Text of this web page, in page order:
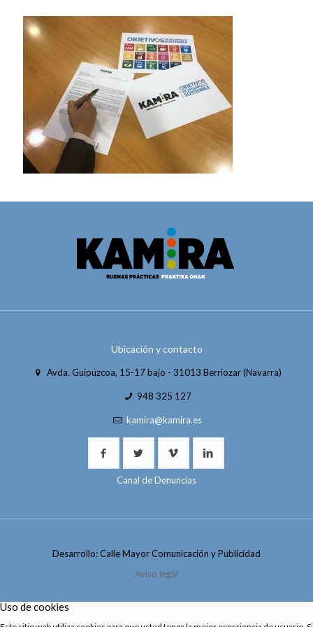
Ubicación y contacto
Avda. Guipúzcoa, 15-17 bajo - 31013 Berriozar (Navarra)
948 325 127
kamira@kamira.es
Canal de Denuncias
Desarrollo: Calle Mayor Comunicación y Publicidad
Aviso legal
Uso de cookies